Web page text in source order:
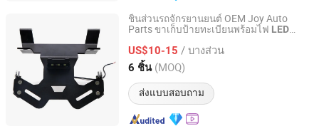
ชิ้นส่วนรถจักรยานยนต์ OEM Joy Auto
Parts ขาเก็บป้ายทะเบียนพร้อมไฟ LED
US$10-15 / บางส่วน
6 ชิ้น (MOQ)
ส่งแบบสอบถาม
Ningbo Joy International Trade Co., Ltd.
Zhejiang, China อัตราจาก 2024